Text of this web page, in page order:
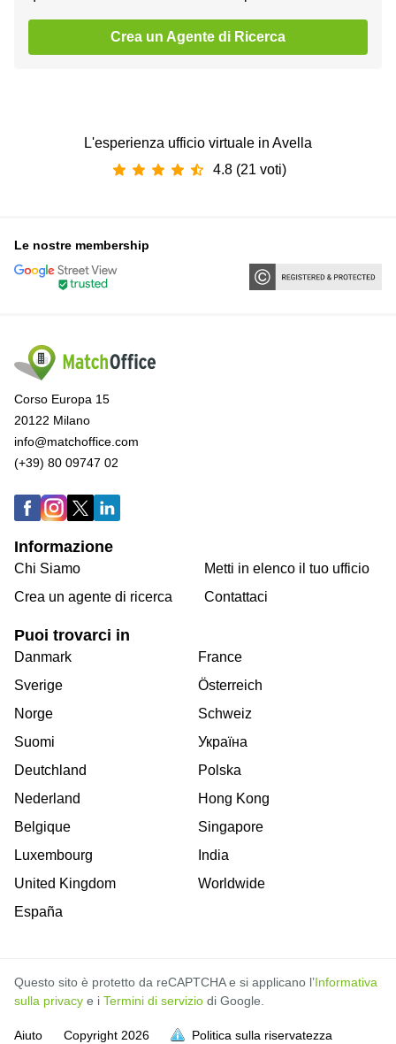
Crea un Agente di Ricerca
L'esperienza ufficio virtuale in Avella
4.8 (21 voti)
Le nostre membership
Corso Europa 15
20122 Milano
info@matchoffice.com
(+39) 80 09747 02
Informazione
Chi Siamo
Crea un agente di ricerca
Metti in elenco il tuo ufficio
Contattaci
Puoi trovarci in
Danmark
Sverige
Norge
Suomi
Deutchland
Nederland
Belgique
Luxembourg
United Kingdom
España
France
Österreich
Schweiz
Україна
Polska
Hong Kong
Singapore
India
Worldwide
Questo sito è protetto da reCAPTCHA e si applicano l’Informativa
sulla privacy e i Termini di servizio di Google.
Aiuto Copyright 2026 Politica sulla riservatezza